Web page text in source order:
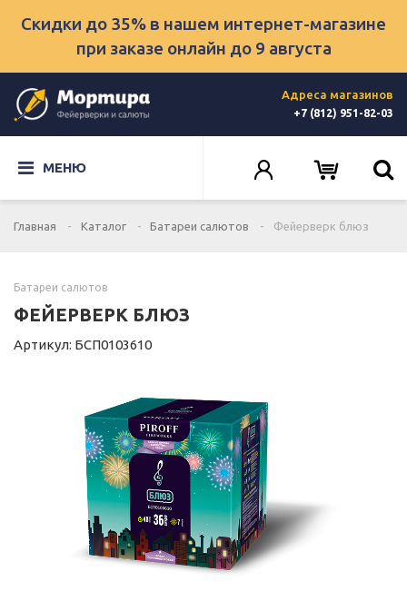
Скидки до 35% в нашем интернет-магазине
при заказе онлайн до 9 августа
Адреса магазинов
+7 (812) 951-82-03
МЕНЮ
Главная Каталог Батареи салютов Фейерверк блюз
Батареи салютов
ФЕЙЕРВЕРК БЛЮЗ
Артикул: БСП0103610